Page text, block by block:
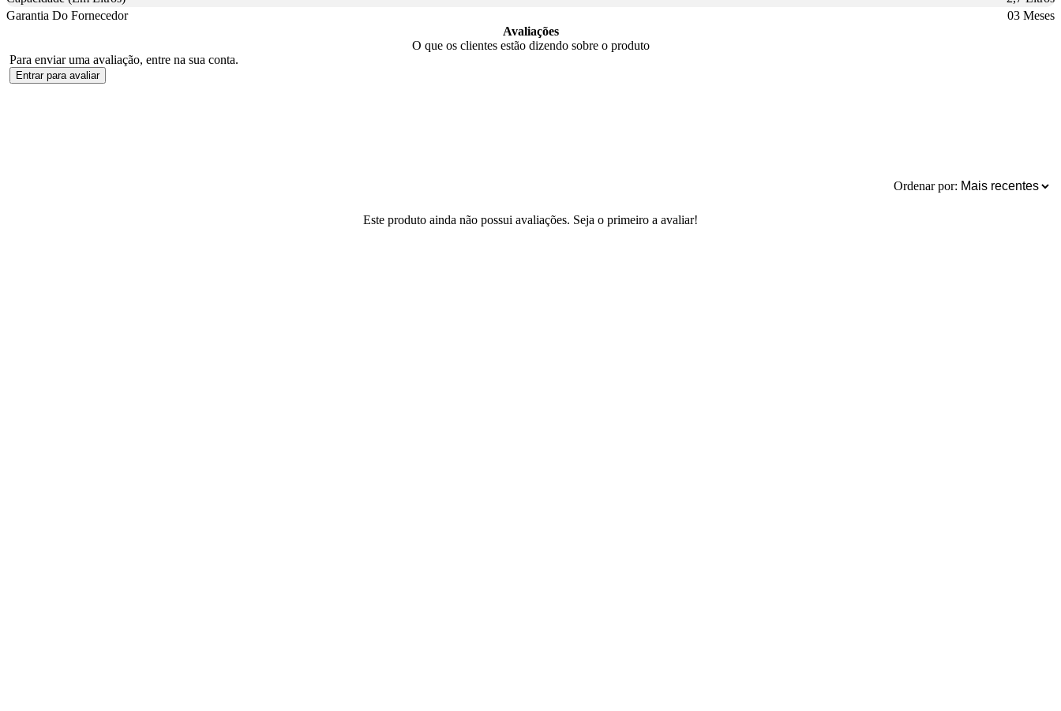
Garantia Do Fornecedor
03 Meses
Avaliações
O que os clientes estão dizendo sobre o produto
Para enviar uma avaliação, entre na sua conta.
Entrar para avaliar
Ordenar por:
Este produto ainda não possui avaliações. Seja o primeiro a avaliar!